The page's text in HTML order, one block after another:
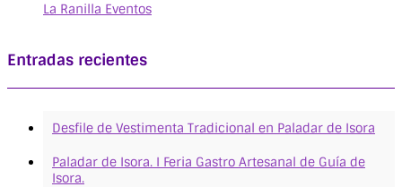
La Ranilla Eventos
Entradas recientes
Desfile de Vestimenta Tradicional en Paladar de Isora
Paladar de Isora. I Feria Gastro Artesanal de Guía de
Isora.